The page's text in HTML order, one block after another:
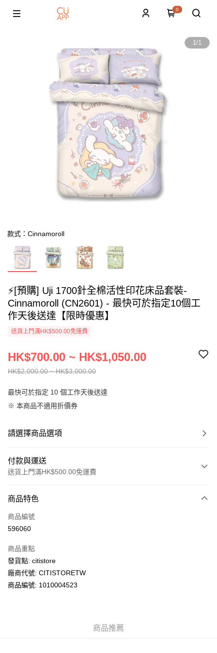
0
1/1
款式：Cinnamoroll
⚡[預購] Uji 1700針全棉活性印花床品套裝-
Cinnamoroll (CN2601) - 最快可於指定10個工
作天後送達【限時優惠】
送貨上門滿HK$500.00免運費
HK$2,000.00 ~ HK$3,000.00
HK$700.00 ~ HK$1,050.00
最快可於指定 10 個工作天後送達
※ 本商品不適用折價券
請選擇商品選項
付款與運送
送貨上門滿HK$500.00免運費
信用卡
AlipayHK
WeChat Pay
送貨方式
商品特色
商品編號
596060
商品重點
發貨點: citistore
廠商代號: CITISTORETW
商品編號: 1010004523
商品推薦